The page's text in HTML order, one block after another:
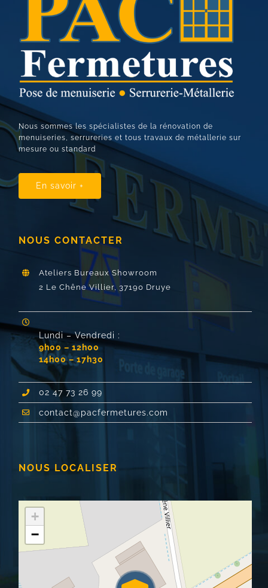
Nous sommes les spécialistes de la rénovation de
menuiseries, serrureries et tous travaux de métallerie sur
mesure ou standard
En savoir +
NOUS CONTACTER
Ateliers Bureaux Showroom
2 Le Chêne Villier, 37190 Druye
Lundi – Vendredi :
9h00 – 12h00
14h00 – 17h30
02 47 73 26 99
contact@pacfermetures.com
NOUS LOCALISER
+
−